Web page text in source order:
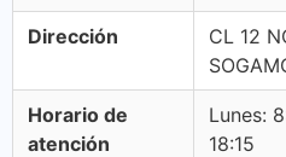
Dirección
CL 12
Horario de
atención
Lunes:
18:15